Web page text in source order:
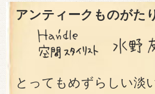
アンティークものがた
とってもめずらしい淡